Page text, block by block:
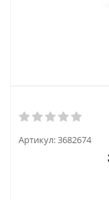
Артикул:3682674